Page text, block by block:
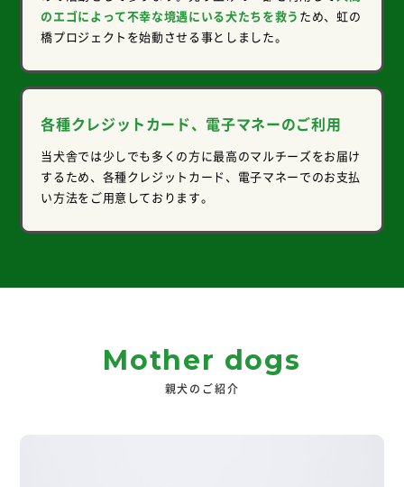
のエゴによって不幸な境遇にいる犬たちを救う ため、虹の
橋プロジェクトを始動させる事としました。
各種クレジットカード、電子マネーのご利用
当犬舎では少しでも多くの方に最高のマルチーズをお届け
するため、各種クレジットカード、電子マネーでのお支払
い方法をご用意しております。
Mother dogs
親犬のご紹介